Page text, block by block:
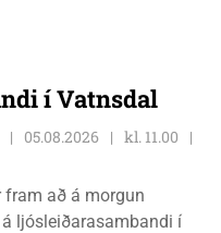
í Vatnsdal
05.08.2026
kl. 11.00
fram að á morgun
ljósleiðarasambandi í